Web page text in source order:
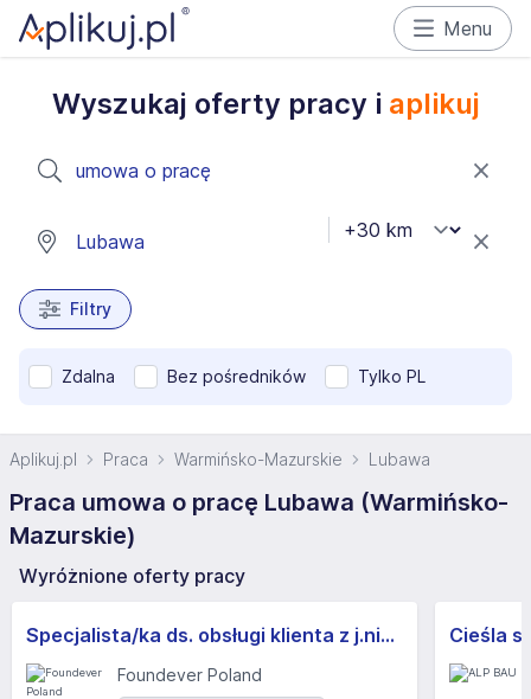
Menu
Wyszukaj oferty pracy i aplikuj
Filtry
Zdalna Bez pośredników Tylko PL
Aplikuj.pl Praca Warmińsko-Mazurskie Lubawa
Praca umowa o pracę Lubawa (Warmińsko-
Mazurskie)
Wyróżnione oferty pracy
Specjalista/ka ds. obsługi klienta z j.niemieckim
Foundever Poland
Cieśla